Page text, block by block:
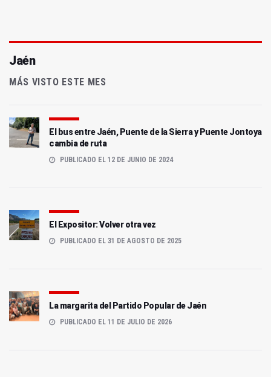
Jaén
MÁS VISTO ESTE MES
El bus entre Jaén, Puente de la Sierra y Puente Jontoya
cambia de ruta
PUBLICADO EL 12 DE JUNIO DE 2024
El Expositor: Volver otra vez
PUBLICADO EL 31 DE AGOSTO DE 2025
La margarita del Partido Popular de Jaén
PUBLICADO EL 11 DE JULIO DE 2026